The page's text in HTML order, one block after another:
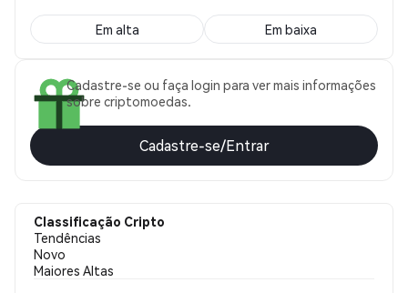
Em alta Em baixa
Cadastre-se ou faça login para ver mais informações
sobre criptomoedas.
Cadastre-se/Entrar
Classificação Cripto
Tendências
Novo
Maiores Altas